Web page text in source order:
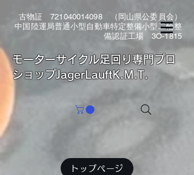
古物証 721040014098（岡山県公委員会）
中国陸運局普通小型自動車特定整備小型二輪整
備認証工場 3O-1815
​モーターサイクル足回り専門プロ
ショップJagerLauftK.M.T.
トップページ